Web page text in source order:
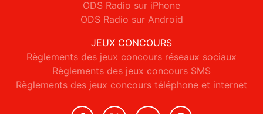
ODS Radio sur iPhone
ODS Radio sur Android
JEUX CONCOURS
Règlements des jeux concours réseaux sociaux
Règlements des jeux concours SMS
Règlements des jeux concours téléphone et internet